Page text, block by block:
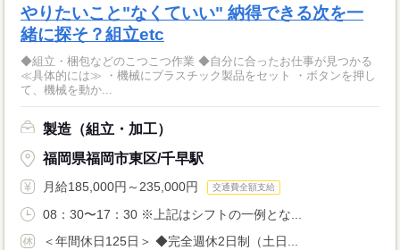
やりたいこと"なくていい" 納得できる次を一
緒に探そ？組立etc
◆組立・梱包などのこつこつ作業 ◆自分に合ったお仕事が見つかる
≪具体的には≫ ・機械にプラスチック製品をセット ・ボタンを押し
て、機械を動か...
製造（組立・加工）
福岡県福岡市東区/千早駅
月給185,000円～235,000円 交通費全額支給
08：30〜17：30 ※上記はシフトの一例とな...
＜年間休日125日＞ ◆完全週休2日制（土日...